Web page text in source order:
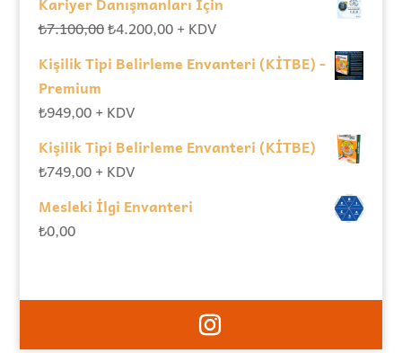
₺7.100,00Orijinal
₺7.100,00.
₺4.200,00Şu
fiyat:
+ KDV
Kişilik Tipi Belirleme Envanteri (KİTBE) -
Premium
₺949,00 + KDV
Kişilik Tipi Belirleme Envanteri (KİTBE)
₺749,00 + KDV
Mesleki İlgi Envanteri
₺0,00